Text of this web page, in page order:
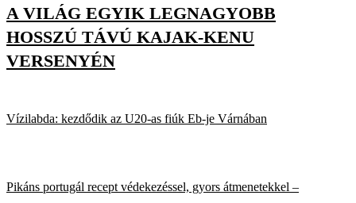
A VILÁG EGYIK LEGNAGYOBB
HOSSZÚ TÁVÚ KAJAK-KENU
VERSENYÉN
Vízilabda: kezdődik az U20-as fiúk Eb-je Várnában
Pikáns portugál recept védekezéssel, gyors átmenetekkel –